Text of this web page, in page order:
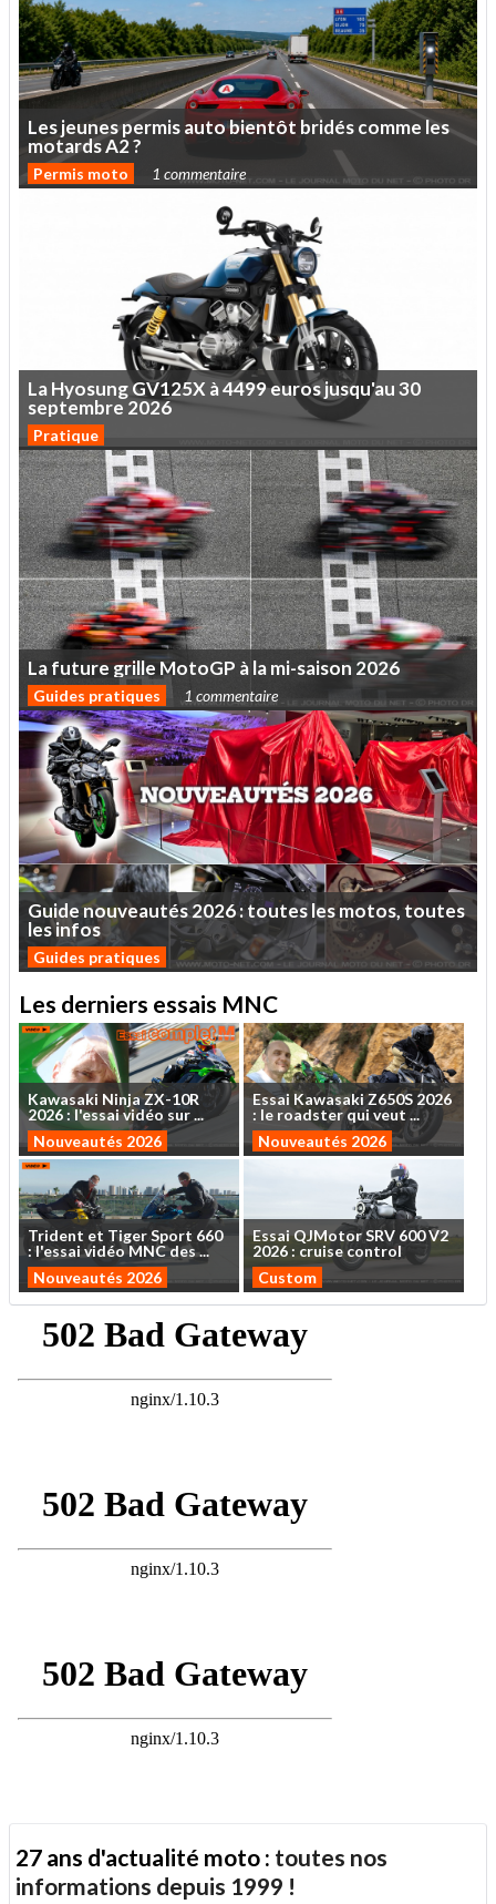
Lesjeunespermisautobientôt bridéscommeles
motardsA2?
Permis moto 1 commentaire
LaHyosungGV125X à4499eurosjusqu'au30
septembre2026
Pratique
Lafuturegrille MotoGP àlami-saison 2026
Guides pratiques 1 commentaire
Guidenouveautés2026:touteslesmotos,toutes
lesinfos
Guides pratiques
Les derniers essais MNC
Kawasaki NinjaZX-10R
2026: l'essaividéo sur...
Nouveautés 2026
Essai Kawasaki Z650S 2026
: le roadsterquiveut ...
Nouveautés 2026
Trident et TigerSport 660
: l'essaividéo MNCdes...
Nouveautés 2026
EssaiQJMotorSRV 600V2
2026 : cruise control
Custom
27 ans d'actualité moto : toutes nos
informations depuis 1999 !